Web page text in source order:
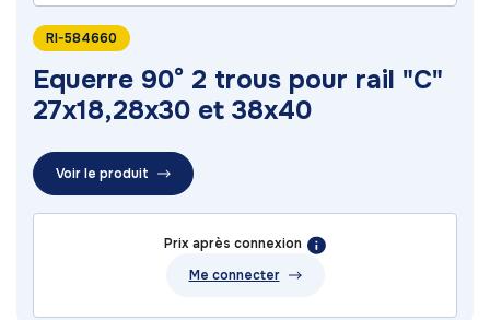
RI-584660
Equerre 90° 2 trous pour rail "C"
27x18,28x30 et 38x40
Voir le produit
Prix après connexion
Me connecter